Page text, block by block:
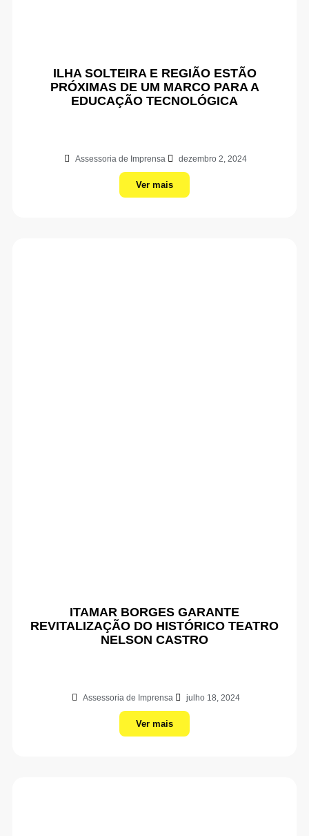
ILHA SOLTEIRA E REGIÃO ESTÃO
PRÓXIMAS DE UM MARCO PARA A
EDUCAÇÃO TECNOLÓGICA
Assessoria de Imprensa dezembro 2, 2024
Ver mais
ITAMAR BORGES GARANTE
REVITALIZAÇÃO DO HISTÓRICO TEATRO
NELSON CASTRO
Assessoria de Imprensa julho 18, 2024
Ver mais